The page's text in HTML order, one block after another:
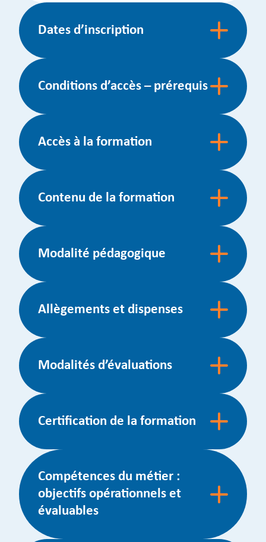
Dates d’inscription
Conditions d’accès – prérequis
Accès à la formation
Contenu de la formation
Modalité pédagogique
Allègements et dispenses
Modalités d’évaluations
Certification de la formation
Compétences du métier :
objectifs opérationnels et
évaluables